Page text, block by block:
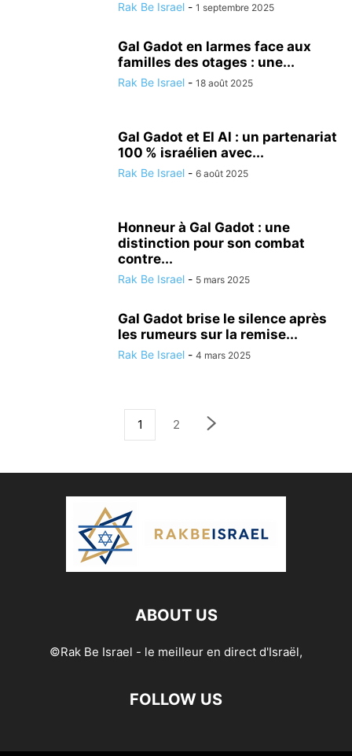
Rak Be Israel - 1 septembre 2025
Gal Gadot en larmes face aux
familles des otages : une...
Rak Be Israel - 18 août 2025
Gal Gadot et El Al : un partenariat
100 % israélien avec...
Rak Be Israel - 6 août 2025
Honneur à Gal Gadot : une
distinction pour son combat
contre...
Rak Be Israel - 5 mars 2025
Gal Gadot brise le silence après
les rumeurs sur la remise...
Rak Be Israel - 4 mars 2025
1 2
ABOUT US
©Rak Be Israel - le meilleur en direct d'Israël,
FOLLOW US